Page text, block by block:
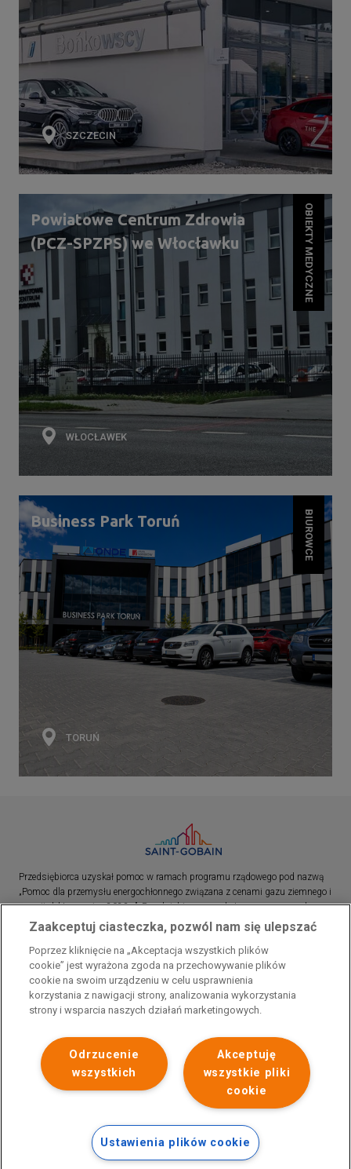
SZCZECIN
Powiatowe Centrum Zdrowia
(PCZ-SPZPS) we Włocławku
WŁOCŁAWEK
OBIEKTY MEDYCZNE
Business Park Toruń
TORUŃ
BIUROWCE
Polityka prywatności
Przedsiębiorca uzyskał pomoc w ramach programu rządowego pod nazwą
„Pomoc dla przemysłu energochłonnego związana z cenami gazu ziemnego i
energii elektrycznej w 2023 r.”. Przedsiębiorca uzyskał pomoc w ramach
programu rządowego pod nazwą: „Pomoc dla sektorów energochłonnych
związana z nagłymi wzrostami cen gazu ziemnego i energii elektrycznej w
2022 r.”
Zaakceptuj ciasteczka, pozwól nam się ulepszać
Poprzez kliknięcie na „Akceptacja wszystkich plików
cookie” jest wyrażona zgoda na przechowywanie plików
cookie na swoim urządzeniu w celu usprawnienia
korzystania z nawigacji strony, analizowania wykorzystania
strony i wsparcia naszych działań marketingowych.
Akceptuję
wszystkie pliki
cookie
Odrzucenie
wszystkich
Ustawienia plików cookie